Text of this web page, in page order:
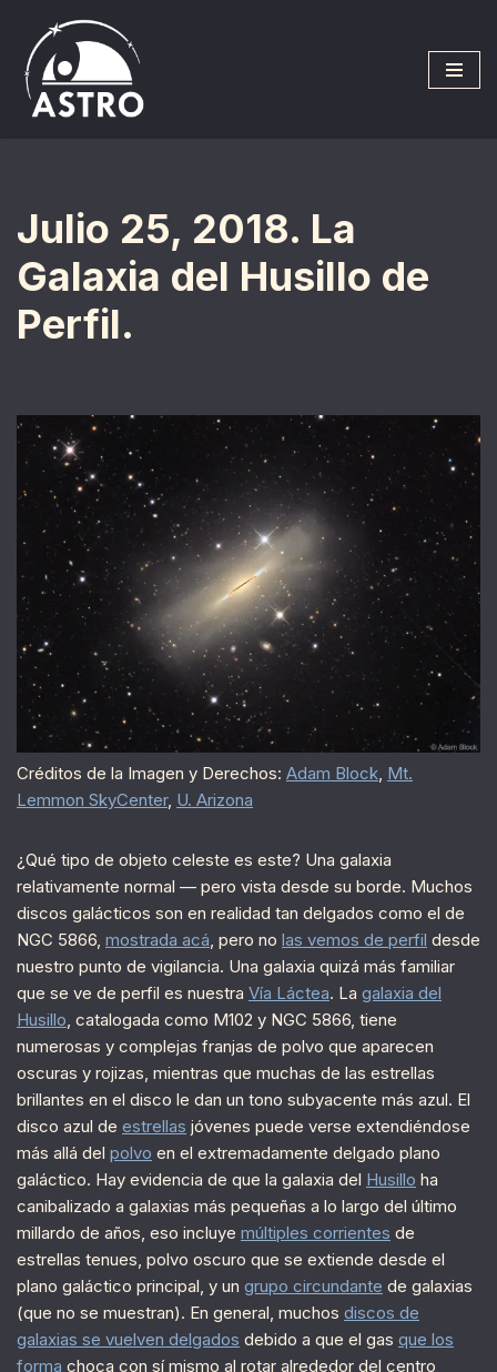
Saltar
al
contenido
Julio 25, 2018. La
Galaxia del Husillo de
Perfil.
Créditos de la Imagen y Derechos: Adam Block Mt.
Lemmon SkyCenter, U. Arizona
¿Qué tipo de objeto celeste es este? Una galaxia
relativamente normal — pero vista desde su borde. Muchos
discos galácticos son en realidad tan delgados como el de
NGC 5866, mostrada acá , pero no las vemos de perfil desde
nuestro punto de vigilancia. Una galaxia quizá más familiar
que se ve de perfil es nuestra Vía Láctea. La galaxia del
Husillo , catalogada como M102 y NGC 5866, tiene
numerosas y complejas franjas de polvo que aparecen
oscuras y rojizas, mientras que muchas de las estrellas
brillantes en el disco le dan un tono subyacente más azul. El
disco azul de estrellas jóvenes puede verse extendiéndose
más allá del polvo en el extremadamente delgado plano
galáctico. Hay evidencia de que la galaxia del Husillo ha
canibalizado a galaxias más pequeñas a lo largo del último
millardo de años, eso incluye múltiples corrientes de
estrellas tenues, polvo oscuro que se extiende desde el
plano galáctico principal, y un grupo circundante de galaxias
(que no se muestran). En general, muchos discos de
galaxias se vuelven delgados debido a que el gas que los
forma choca con sí mismo al rotar alrededor del centro